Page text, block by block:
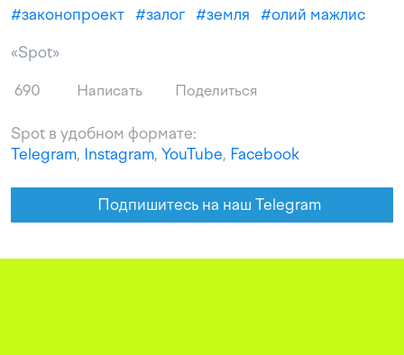
#законопроект #залог #земля #олий мажлис
«Spot»
690 Написать Поделиться
Spot в удобном формате:
Telegram, Instagram, YouTube, Facebook
Подпишитесь на наш Telegram